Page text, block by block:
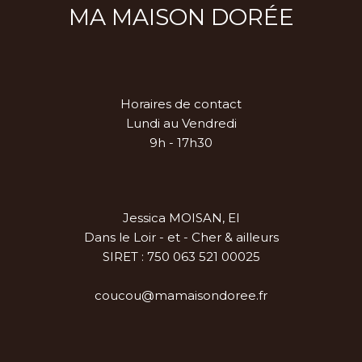
MA MAISON DORÉE
Horaires de contact
Lundi au Vendredi
9h - 17h30
Jessica MOISAN, EI
Dans le Loir - et - Cher & ailleurs
SIRET : 750 063 521 00025
coucou@mamaisondoree.fr